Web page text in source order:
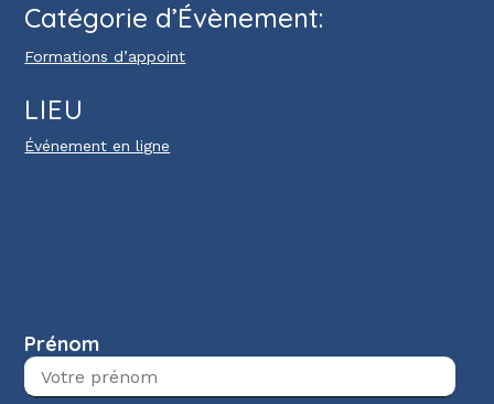
Catégorie d’Évènement:
Formations d’appoint
LIEU
Événement en ligne
Prénom